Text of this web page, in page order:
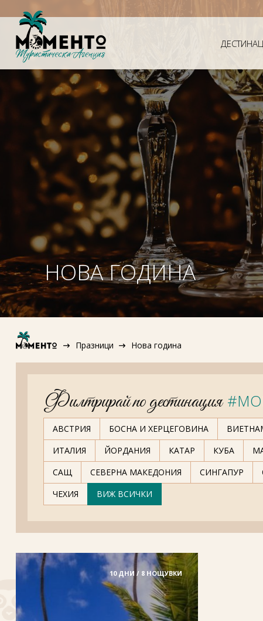
НОВА ГОДИНА
Празници Нова година
Филтрирай по дестинация
АВСТРИЯ БОСНА И ХЕРЦЕГОВИНА
ИТАЛИЯ
ЙОРДАНИЯ КАТАР КУБА
САЩ
СЕВЕРНА МАКЕДОНИЯ СИНГАПУР
ЧЕХИЯ
ВИЖ ВСИЧКИ
10 ДНИ / 8 НОЩУВКИ